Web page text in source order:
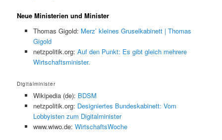
Neue Ministerien und Minister
Thomas Gigold: Merz’ kleines Gruselkabinett | Thomas
Gigold
netzpolitik.org: Auf den Punkt: Es gibt gleich mehrere
Wirtschaftsminister.
Digitalminister
Wikipedia (de): BDSM
netzpolitik.org: Designiertes Bundeskabinett: Vom
Lobbyisten zum Digitalminister
www.wiwo.de: WirtschaftsWoche